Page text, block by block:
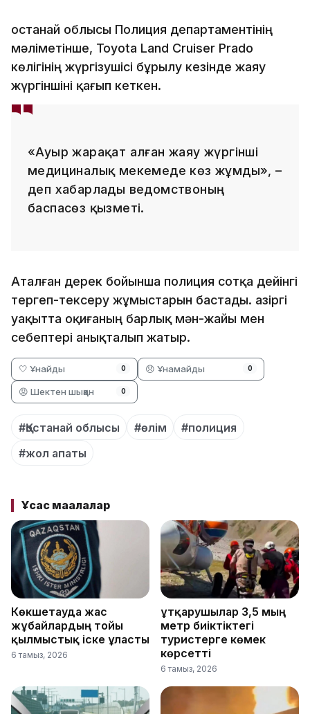
Қостанай облысы Полиция департаментінің
мәліметінше, Toyota Land Cruiser Prado
көлігінің жүргізушісі бұрылу кезінде жаяу
жүргіншіні қағып кеткен.
«Ауыр жарақат алған жаяу жүргінші
медициналық мекемеде көз жұмды», –
деп хабарлады ведомствоның
баспасөз қызметі.
Аталған дерек бойынша полиция сотқа дейінгі
тергеп-тексеру жұмыстарын бастады. Қазіргі
уақытта оқиғаның барлық мән-жайы мен
себептері анықталып жатыр.
🤍 Ұнайды 0 😞 Ұнамайды 0
😡 Шектен шыққан 0
#Қостанай облысы #өлім
#полиция
#жол апаты
Ұқсас мақалалар
Көкшетауда жас
жұбайлардың тойы
қылмыстық іске ұласты
6 тамыз, 2026
Құтқарушылар 3,5 мың
метр биіктіктегі
туристерге көмек
көрсетті
6 тамыз, 2026